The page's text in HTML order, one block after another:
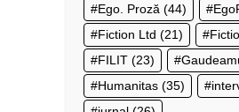
Ego. Proză (44)
Fiction Ltd (21)
FILIT (23)
Humanitas (35)